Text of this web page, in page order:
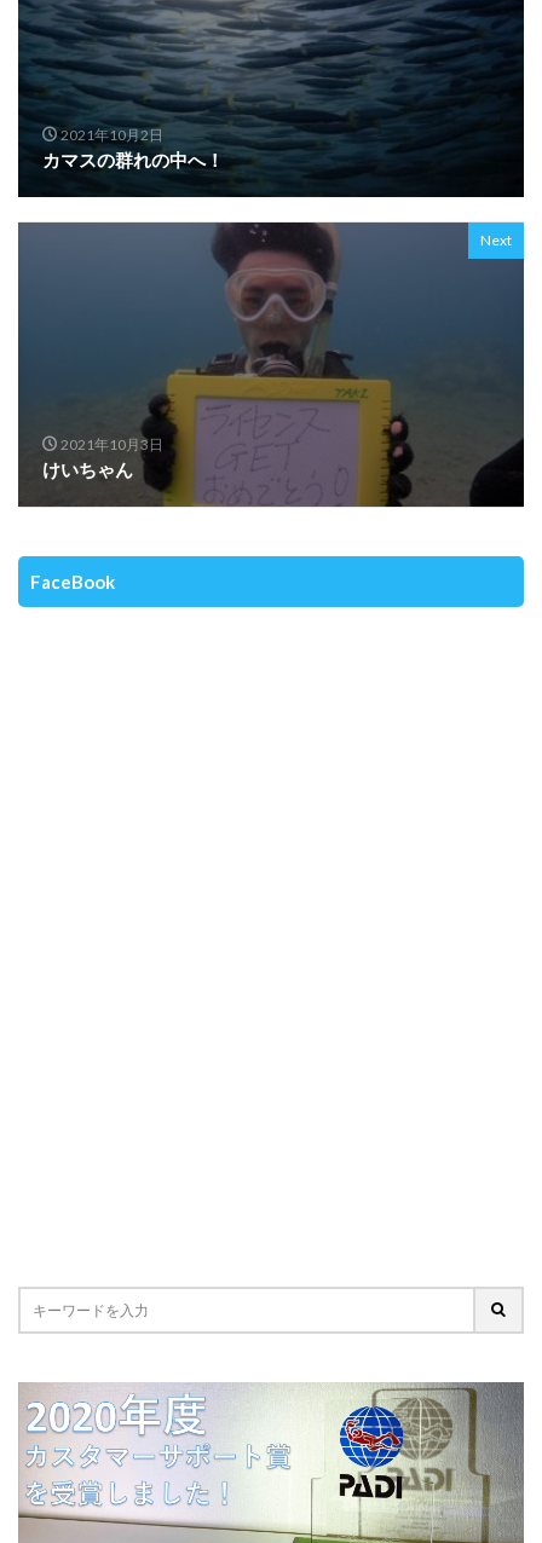
2021年10月2日
カマスの群れの中へ！
Next
2021年10月3日
けいちゃん
FaceBook